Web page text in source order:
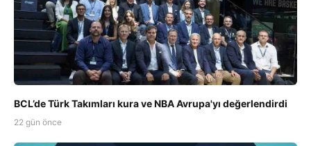
BCL’de Türk Takımları kura ve NBA Avrupa'yı değerlendirdi
22 gün önce